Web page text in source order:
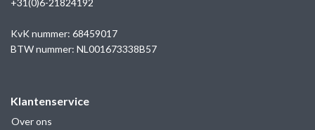
+31(0)6-21824192
KvK nummer: 68459017
BTW nummer: NL001673338B57
Klantenservice
Over ons